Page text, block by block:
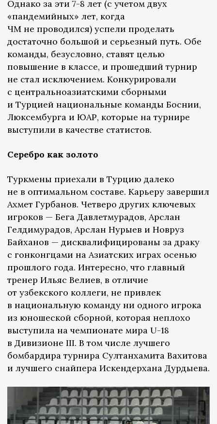
Однако за эти 7-8 лет (с учетом двух
«пандемийных» лет, когда
ЧМ не проводился) успели проделать
достаточно большой и серьезный путь. Обе
команды, безусловно, ставят целью
повышение в классе, и прошедший турнир
не стал исключением. Конкурировали
с центральноазиатскими сборными
и Турцией национальные команды Боснии,
Люксембурга и ЮАР, которые на турнире
выступили в качестве статистов.
Серебро как золото
Туркмены приехали в Турцию далеко
не в оптимальном составе. Карьеру завершил
Ахмет Гурбанов. Четверо других ключевых
игроков — Бега Давлетмурадов, Арслан
Гелдимурадов, Арслан Нурыев и Новруз
Байханов — дисквалифицированы за драку
с гонконгцами на Азиатских играх осенью
прошлого года. Интересно, что главный
тренер Ильяс Велиев, в отличие
от узбекского коллеги, не привлек
в национальную команду ни одного игрока
из юношеской сборной, которая неплохо
выступила на чемпионате мира U-18
в Дивизионе III. В том числе лучшего
бомбардира турнира Султанхамита Вахитова
и лучшего снайпера Искендерхана Дурдыева.